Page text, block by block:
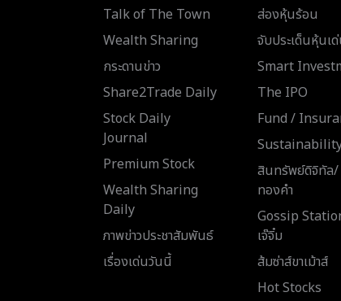
Talk of The Town
Wealth Sharing
กระดานข่าว
Share2Trade Daily
Stock Daily
Journal
Premium Stock
Wealth Sharing
Daily
ภาพข่าวประชาสัมพันธ์
เรื่องเด่นวันนี้
ส่องหุ้นร้อน
จับประเด็นหุ้นเ
Smart
The IPO
Fund /
สินทรัพย์ดิจิทัล/
ทองคำ
Gossip
เจ๊จิ๋ม
ส้มซ่าส์ขาเม้าส์
Hot Stocks